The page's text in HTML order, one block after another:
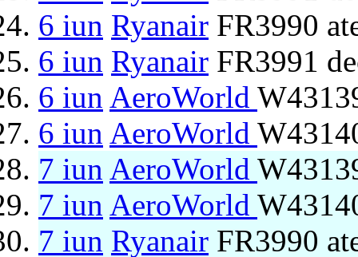
6 iun Ryanair FR3990
6 iun Ryanair FR3991
6 iun AeroWorld
6 iun AeroWorld
7 iun AeroWorld
7 iun AeroWorld
7 iun Ryanair FR3990